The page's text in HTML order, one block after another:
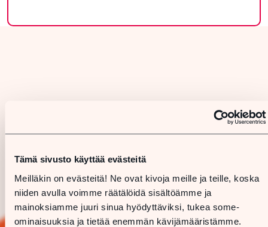
Tämä sivusto käyttää evästeitä
Meilläkin on evästeitä! Ne ovat kivoja meille ja teille, koska
niiden avulla voimme räätälöidä sisältöämme ja
mainoksiamme juuri sinua hyödyttäviksi, tukea some-
ominaisuuksia ja tietää enemmän kävijämääristämme.